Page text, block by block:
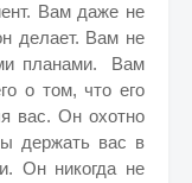
Вам даже не
делает. Вам не
планами. Вам
о том, что его
вас. Он охотно
держать вас в
Он никогда не